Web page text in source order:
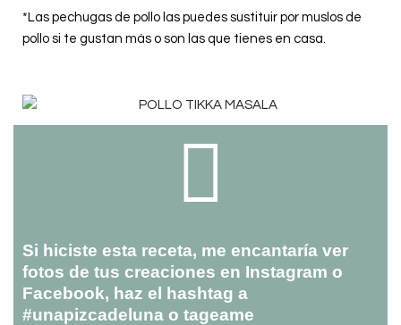
*Las pechugas de pollo las puedes sustituir por muslos de
pollo si te gustan más o son las que tienes en casa.
Si hiciste esta receta, me encantaría ver
fotos de tus creaciones en Instagram o
Facebook, haz el hashtag a
#unapizcadeluna o tageame